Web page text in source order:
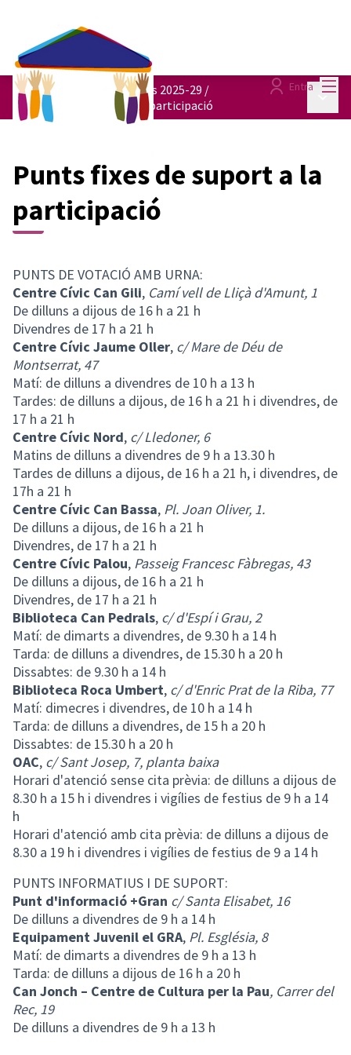
Entra
Pressupostos participatius 2025-29 /
Punts fixes de suport a la participació
Punts fixes de suport a la
participació
PUNTS DE VOTACIÓ AMB URNA:
Centre Cívic Can Gili, Camí vell de Lliçà d'Amunt, 1
De dilluns a dijous de 16 h a 21 h
Divendres de 17 h a 21 h
Centre Cívic Jaume Oller, c/ Mare de Déu de
Montserrat, 47
Matí: de dilluns a divendres de 10 h a 13 h
Tardes: de dilluns a dijous, de 16 h a 21 h i divendres, de
17 h a 21 h
Centre Cívic Nord, c/ Lledoner, 6
Matins de dilluns a divendres de 9 h a 13.30 h
Tardes de dilluns a dijous, de 16 h a 21 h, i divendres, de
17h a 21 h
Centre Cívic Can Bassa, Pl. Joan Oliver, 1.
De dilluns a dijous, de 16 h a 21 h
Divendres, de 17 h a 21 h
Centre Cívic Palou, Passeig Francesc Fàbregas, 43
De dilluns a dijous, de 16 h a 21 h
Divendres, de 17 h a 21 h
Biblioteca Can Pedrals, c/ d'Espí i Grau, 2
Matí: de dimarts a divendres, de 9.30 h a 14 h
Tarda: de dilluns a divendres, de 15.30 h a 20 h
Dissabtes: de 9.30 h a 14 h
Biblioteca Roca Umbert, c/ d'Enric Prat de la Riba, 77
Matí: dimecres i divendres, de 10 h a 14 h
Tarda: de dilluns a divendres, de 15 h a 20 h
Dissabtes: de 15.30 h a 20 h
OAC, c/ Sant Josep, 7, planta baixa
Horari d'atenció sense cita prèvia: de dilluns a dijous de
8.30 h a 15 h i divendres i vigílies de festius de 9 h a 14
h
Horari d'atenció amb cita prèvia: de dilluns a dijous de
8.30 a 19 h i divendres i vigílies de festius de 9 a 14 h
PUNTS INFORMATIUS I DE SUPORT:
Punt d'informació +Gran c/ Santa Elisabet, 16
De dilluns a divendres de 9 h a 14 h
Equipament Juvenil el GRA, Pl. Església, 8
Matí: de dimarts a divendres de 9 h a 13 h
Tarda: de dilluns a dijous de 16 h a 20 h
Can Jonch – Centre de Cultura per la Pau, Carrer del
Rec, 19
De dilluns a divendres de 9 h a 13 h